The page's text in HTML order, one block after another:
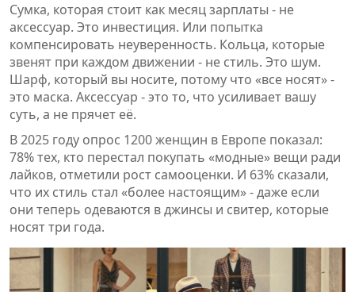
Сумка, которая стоит как месяц зарплаты - не
аксессуар. Это инвестиция. Или попытка
компенсировать неуверенность. Кольца, которые
звенят при каждом движении - не стиль. Это шум.
Шарф, который вы носите, потому что «все носят» -
это маска. Аксессуар - это то, что усиливает вашу
суть, а не прячет её.
В 2025 году опрос 1200 женщин в Европе показал:
78% тех, кто перестал покупать «модные» вещи ради
лайков, отметили рост самооценки. И 63% сказали,
что их стиль стал «более настоящим» - даже если
они теперь одеваются в джинсы и свитер, которые
носят три года.